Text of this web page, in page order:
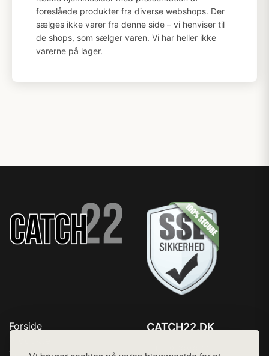
foreslåede produkter fra diverse webshops. Der
sælges ikke varer fra denne side – vi henviser til
de shops, som sælger varen. Vi har heller ikke
varerne på lager.
Forside
CATCH22.DK